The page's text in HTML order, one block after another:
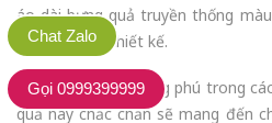
áo dài bưng quả truyền thống
kiểu dáng và thiết kế.
Sự đa dạng và phong phú trong
quả này chắc chắn sẽ mang đến
Chat Zalo
Gọi 0999399999